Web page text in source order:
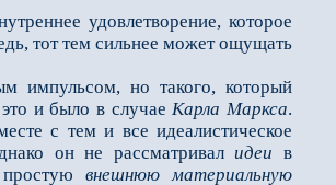
удовлетворение, которое
тот тем сильнее может ощущать
импульсом, но такого, который
это и было в случаеКарла Маркса.
с тем и все идеалистическое
он не рассматривалидеи в
простуювнешнюю материальную